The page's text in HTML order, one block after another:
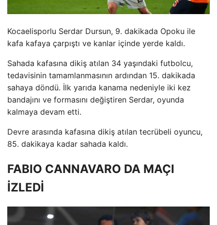
Kocaelisporlu Serdar Dursun, 9. dakikada Opoku ile
kafa kafaya çarpıştı ve kanlar içinde yerde kaldı.
Sahada kafasına dikiş atılan 34 yaşındaki futbolcu,
tedavisinin tamamlanmasının ardından 15. dakikada
sahaya döndü. İlk yarıda kanama nedeniyle iki kez
bandajını ve formasını değiştiren Serdar, oyunda
kalmaya devam etti.
Devre arasında kafasına dikiş atılan tecrübeli oyuncu,
85. dakikaya kadar sahada kaldı.
FABIO CANNAVARO DA MAÇI
İZLEDİ